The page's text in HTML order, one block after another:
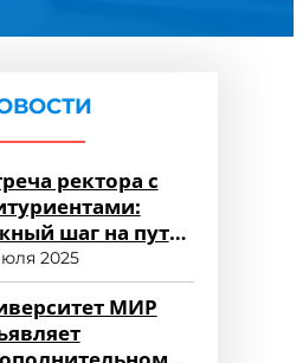
ректора с
шаг на пути
2025
МИР